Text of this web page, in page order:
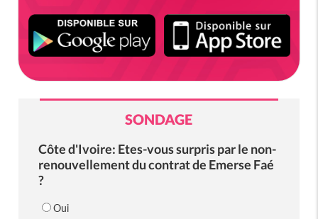
SONDAGE
Côte d'Ivoire: Etes-vous surpris par le non-
renouvellement du contrat de Emerse Faé
?
Oui